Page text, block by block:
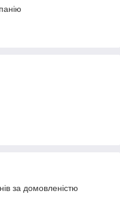
за домовленістю